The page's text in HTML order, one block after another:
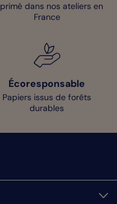
dans nos ateliers en
France
Écoresponsable
Papiers issus de forêts
durables